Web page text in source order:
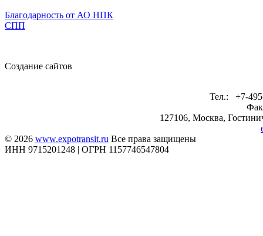
Благодарность от АО НПК
СПП
Создание сайтов
Тел.: +7-
127106, Москва,
© 2026 www.expotransit.ru Все права защищены
ИНН 9715201248 | ОГРН 1157746547804